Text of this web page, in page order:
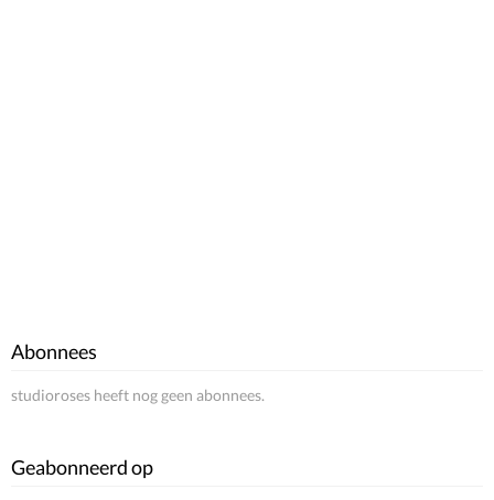
Abonnees
studioroses heeft nog geen abonnees.
Geabonneerd op